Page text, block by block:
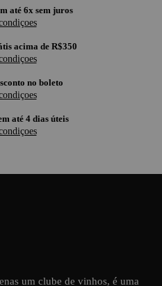
até 6x sem juros
acima de R$350
no boleto
até 4 dias úteis
um clube de vinhos, é uma